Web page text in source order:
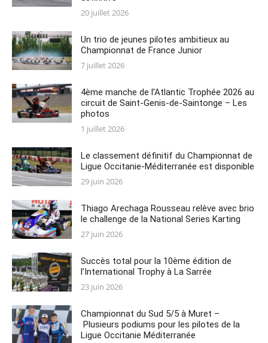
Posted
20 juillet 2026
Un trio de jeunes pilotes ambitieux au
Championnat de France Junior
Posted
7 juillet 2026
4ème manche de l’Atlantic Trophée 2026 au
circuit de Saint-Genis-de-Saintonge – Les
photos
Posted
1 juillet 2026
Le classement définitif du Championnat de
Ligue Occitanie-Méditerranée est disponible
Posted
29 juin 2026
Thiago Arechaga Rousseau relève avec brio
le challenge de la National Series Karting
Posted
27 juin 2026
Succès total pour la 10ème édition de
l’International Trophy à La Sarrée
Posted
23 juin 2026
Championnat du Sud 5/5 à Muret –
Plusieurs podiums pour les pilotes de la
Ligue Occitanie Méditerranée